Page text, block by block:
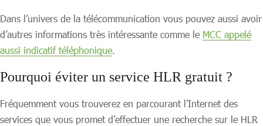
Dans l’univers de la télécommunication vous pouvez aussi avoir
d’autres informations très intéressante comme le MCC appelé
aussi indicatif téléphonique.
Pourquoi éviter un service HLR gratuit ?
Fréquemment vous trouverez en parcourant l’Internet des
services que vous promet d’effectuer une recherche sur le HLR